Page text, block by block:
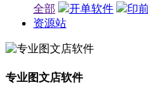
全部
开单软件 印
资源站
专业图文店软件